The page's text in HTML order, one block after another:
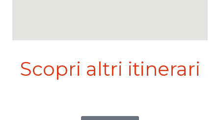
Scopri altri itinerari